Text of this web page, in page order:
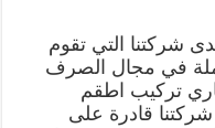
التي تقوم
في مجال الصرف
تركيب اطقم
قادرة على